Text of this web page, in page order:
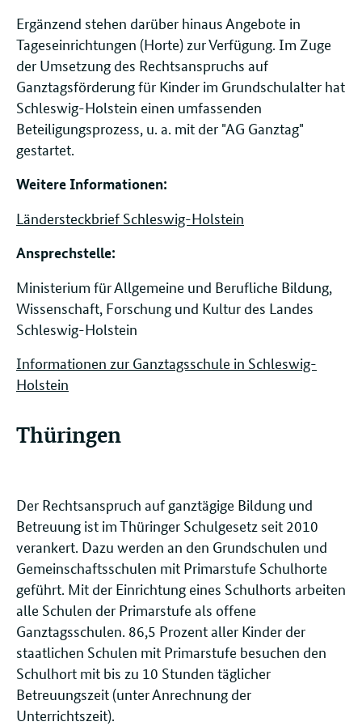
Ergänzend stehen darüber hinaus Angebote in
Tageseinrichtungen (Horte) zur Verfügung. Im Zuge
der Umsetzung des Rechtsanspruchs auf
Ganztagsförderung für Kinder im Grundschulalter hat
Schleswig-Holstein einen umfassenden
Beteiligungsprozess, u. a. mit der "AG Ganztag"
gestartet.
Weitere Informationen:
Ländersteckbrief Schleswig-Holstein
Ansprechstelle: ​​​​
Ministerium für Allgemeine und Berufliche Bildung,
Wissenschaft, Forschung und Kultur des Landes
Schleswig-Holstein
Informationen zur Ganztagsschule in Schleswig-
Holstein
Thüringen
Der Rechtsanspruch auf ganztägige Bildung und
Betreuung ist im Thüringer Schulgesetz seit 2010
verankert. Dazu werden an den Grundschulen und
Gemeinschaftsschulen mit Primarstufe Schulhorte
geführt. Mit der Einrichtung eines Schulhorts arbeiten
alle Schulen der Primarstufe als offene
Ganztagsschulen. 86,5 Prozent aller Kinder der
staatlichen Schulen mit Primarstufe besuchen den
Schulhort mit bis zu 10 Stunden täglicher
Betreuungszeit (unter Anrechnung der
Unterrichtszeit).